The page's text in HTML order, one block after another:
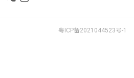
粤ICP备2021044523号-1